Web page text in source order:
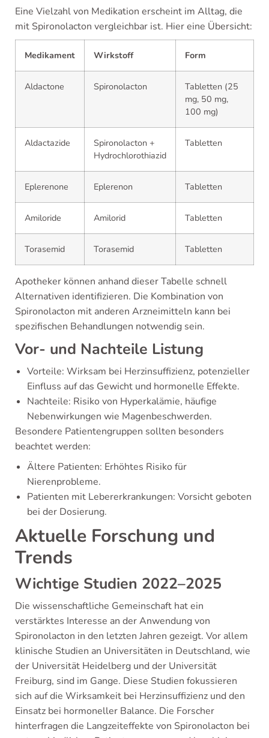
Eine Vielzahl von Medikation erscheint im Alltag, die
mit Spironolacton vergleichbar ist. Hier eine Übersicht:
Medikament Wirkstoff Form
Aldactone Spironolacton
Tabletten (25
mg, 50 mg,
100 mg)
Aldactazide
Spironolacton +
Hydrochlorothiazid
Tabletten
Eplerenone Eplerenon Tabletten
Amiloride Amilorid Tabletten
Torasemid Torasemid Tabletten
Apotheker können anhand dieser Tabelle schnell
Alternativen identifizieren. Die Kombination von
Spironolacton mit anderen Arzneimitteln kann bei
spezifischen Behandlungen notwendig sein.
Vor- und Nachteile Listung
Vorteile: Wirksam bei Herzinsuffizienz, potenzieller
Einfluss auf das Gewicht und hormonelle Effekte.
Nachteile: Risiko von Hyperkalämie, häufige
Nebenwirkungen wie Magenbeschwerden.
Besondere Patientengruppen sollten besonders
beachtet werden:
Ältere Patienten: Erhöhtes Risiko für
Nierenprobleme.
Patienten mit Lebererkrankungen: Vorsicht geboten
bei der Dosierung.
Aktuelle Forschung und
Trends
Wichtige Studien 2022–2025
Die wissenschaftliche Gemeinschaft hat ein
verstärktes Interesse an der Anwendung von
Spironolacton in den letzten Jahren gezeigt. Vor allem
klinische Studien an Universitäten in Deutschland, wie
der Universität Heidelberg und der Universität
Freiburg, sind im Gange. Diese Studien fokussieren
sich auf die Wirksamkeit bei Herzinsuffizienz und den
Einsatz bei hormoneller Balance. Die Forscher
hinterfragen die Langzeiteffekte von Spironolacton bei